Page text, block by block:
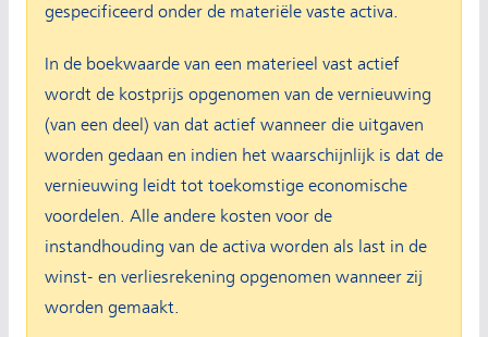
gespecificeerd onder de materiële vaste activa.
In de boekwaarde van een materieel vast actief
wordt de kostprijs opgenomen van de vernieuwing
(van een deel) van dat actief wanneer die uitgaven
worden gedaan en indien het waarschijnlijk is dat de
vernieuwing leidt tot toekomstige economische
voordelen. Alle andere kosten voor de
instandhouding van de activa worden als last in de
winst- en verliesrekening opgenomen wanneer zij
worden gemaakt.